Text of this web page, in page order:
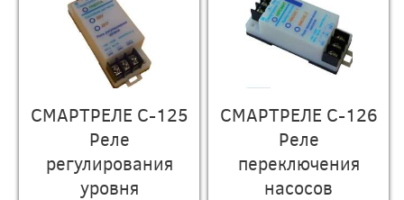
СМАРТРЕЛЕ С-125
Реле
регулирования
уровня
СМАРТРЕЛЕ С-126
Реле
переключения
насосов